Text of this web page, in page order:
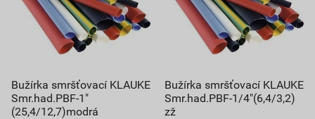
Bužírka smršťovací KLAUKE
Smr.had.PBF-1"
(25,4/12,7)modrá
Bužírka smršťovací KLAUKE
Smr.had.PBF-1/4"(6,4/3,2)
zž